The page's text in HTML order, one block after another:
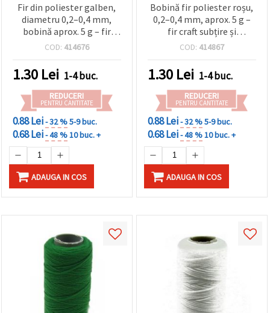
Fir din poliester galben,
diametru 0,2–0,4 mm,
bobină aprox. 5 g – fir
hobby rezistent pentru
realizare bijuterii,
macrame și broderie
COD: 414676
1.30 Lei 1-4 buc.
REDUCERI
PENTRU CANTITATE
0.88 Lei- 32 %5-9 buc.
0.68 Lei- 48 %10 buc. +
ADAUGA IN COS
Bobină fir poliester roșu,
0,2–0,4 mm, aprox. 5 g –
fir craft subțire și
rezistent pentru mărgele,
broderie și proiecte DIY
COD: 414867
1.30 Lei 1-4 buc.
REDUCERI
PENTRU CANTITATE
0.88 Lei- 32 %5-9 buc.
0.68 Lei- 48 %10 buc. +
ADAUGA IN COS